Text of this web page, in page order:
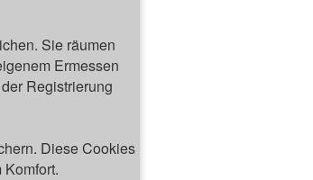
Sie räumen
Ermessen
Registrierung
Diese Cookies